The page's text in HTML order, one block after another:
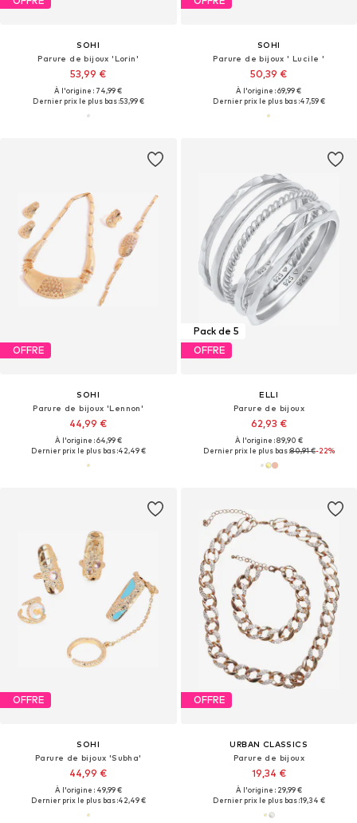
SOHI
Parure de bijoux 'Lorin'
53,99 €
À l'origine : 74,99 €
Dernier prix le plus bas :53,99 €
SOHI
Parure de bijoux ' Lucile '
50,39 €
À l'origine : 69,99 €
Dernier prix le plus bas :47,59 €
OFFRE
SOHI
Parure de bijoux 'Lennon'
44,99 €
À l'origine : 64,99 €
Dernier prix le plus bas :42,49 €
Pack de 5
OFFRE
ELLI
Parure de bijoux
62,93 €
À l'origine : 89,90 €
Dernier prix le plus bas :80,91 €-22%
OFFRE
SOHI
Parure de bijoux 'Subha'
44,99 €
À l'origine : 49,99 €
Dernier prix le plus bas :42,49 €
OFFRE
URBAN CLASSICS
Parure de bijoux
19,34 €
À l'origine : 29,99 €
Dernier prix le plus bas :19,34 €